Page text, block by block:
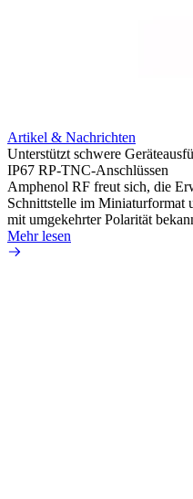
Artikel & Nachrichten
Unterstützt schwere
IP67 RP-TNC-Anschlüssen
Amphenol RF freut sich, die
Schnittstelle im Miniaturformat
mit umgekehrter Polarität
Mehr lesen